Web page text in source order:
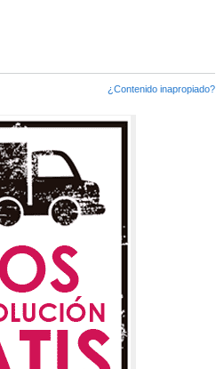
¿Contenido inapropiado?